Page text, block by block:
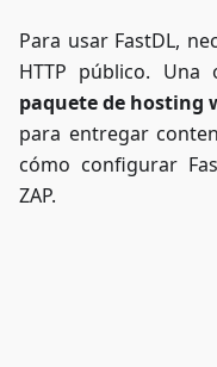
Para usar FastDL,
HTTP público.
paquete de hosting
para entregar
cómo configurar
ZAP.